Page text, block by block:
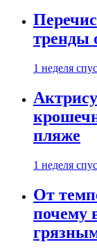
тренды
1 неделя
пляже
1 неделя
От
почему